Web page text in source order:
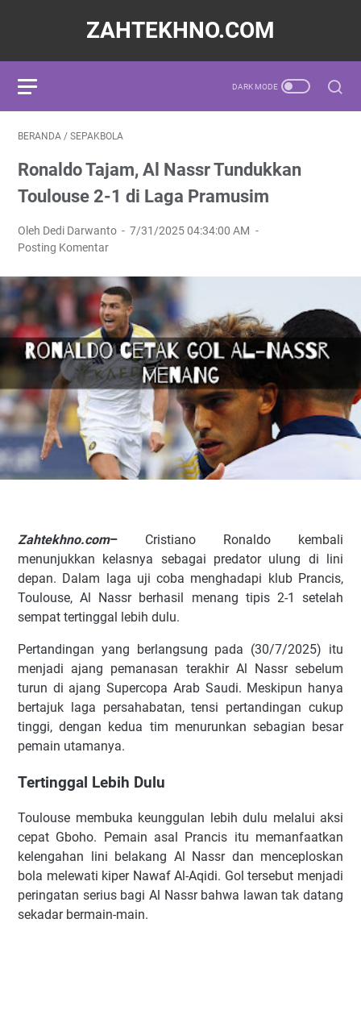
ZAHTEKHNO.COM
BERANDA / SEPAKBOLA
Ronaldo Tajam, Al Nassr Tundukkan
Toulouse 2-1 di Laga Pramusim
Oleh Dedi Darwanto
7/31/2025 04:34:00 AM
Posting Komentar
Zahtekhno.com– Cristiano Ronaldo kembali
menunjukkan kelasnya sebagai predator ulung di lini
depan. Dalam laga uji coba menghadapi klub Prancis,
Toulouse, Al Nassr berhasil menang tipis 2-1 setelah
sempat tertinggal lebih dulu.
Pertandingan yang berlangsung pada (30/7/2025) itu
menjadi ajang pemanasan terakhir Al Nassr sebelum
turun di ajang Supercopa Arab Saudi. Meskipun hanya
bertajuk laga persahabatan, tensi pertandingan cukup
tinggi, dengan kedua tim menurunkan sebagian besar
pemain utamanya.
Tertinggal Lebih Dulu
Toulouse membuka keunggulan lebih dulu melalui aksi
cepat Gboho. Pemain asal Prancis itu memanfaatkan
kelengahan lini belakang Al Nassr dan menceploskan
bola melewati kiper Nawaf Al-Aqidi. Gol tersebut menjadi
peringatan serius bagi Al Nassr bahwa lawan tak datang
sekadar bermain-main.